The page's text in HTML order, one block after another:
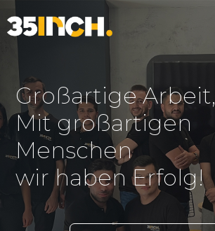
Großartige Arbeit,
Mit großartigen
Menschen
wir haben Erfolg!